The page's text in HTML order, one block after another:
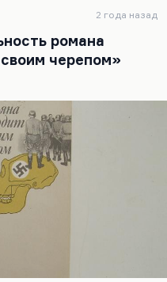
2 года назад
романа
черепом»